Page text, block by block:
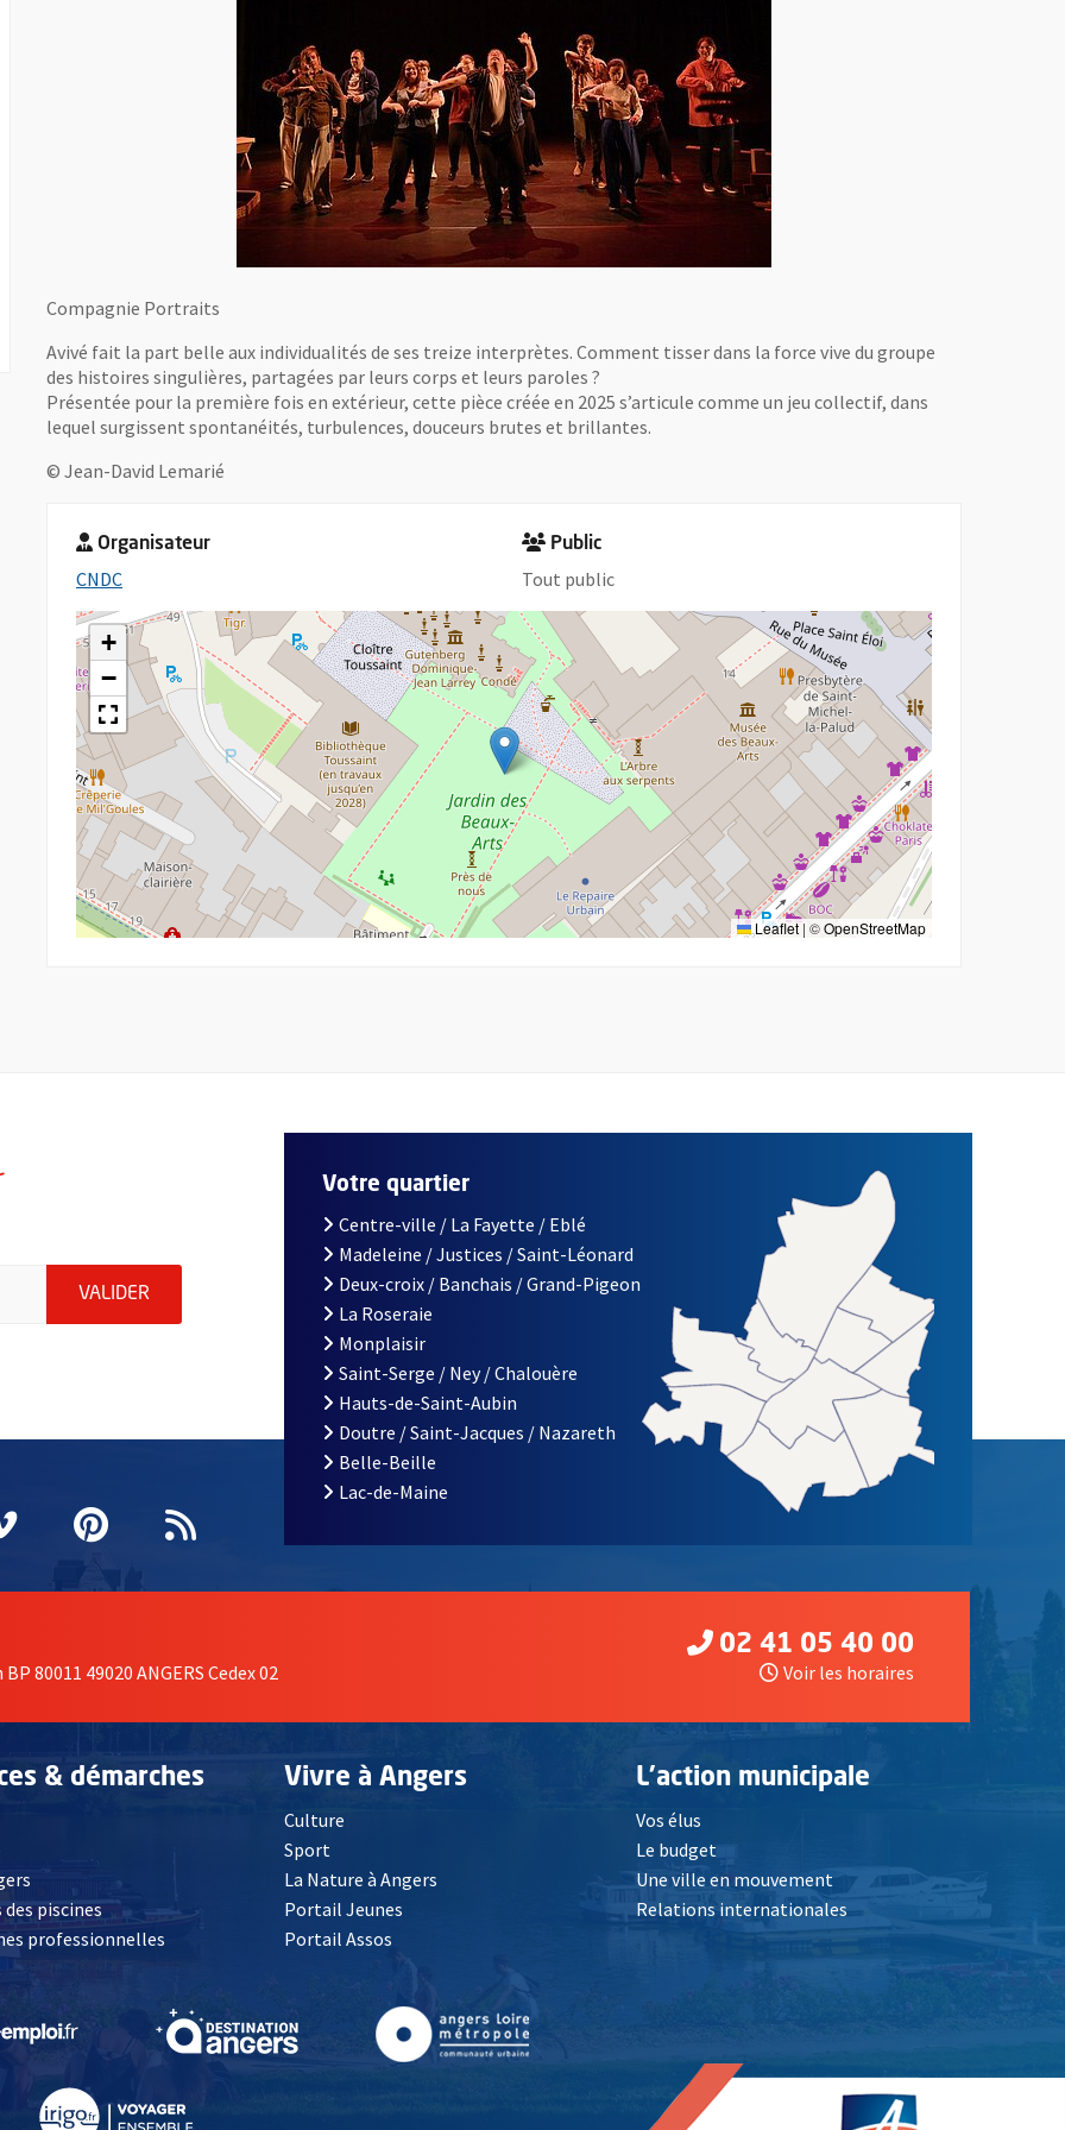
Compagnie Portraits
Avivé fait la part belle aux individualités de ses treize interprètes. Comment tisser dans la force vive du groupe
des histoires singulières, partagées par leurs corps et leurs paroles ?
Présentée pour la première fois en extérieur, cette pièce créée en 2025 s’articule comme un jeu collectif, dans
lequel surgissent spontanéités, turbulences, douceurs brutes et brillantes.
© Jean-David Lemarié
Organisateur
CNDC, Ouvre une nouvelle fenêtre
Public
Tout public
+
−
Leaflet| ©OpenStreetMap
indiquez votre email (champ obligatoire)
VALIDER ENVOYER MA DEMANDE D'INSCRIPTION À LA LETTRE D'INFORMATION DE LA VILLE D'ANGERS
fenêtrefenêtre
une nouvelle fenêtre
Vimeo
, Ouvre une nouvelle fenêtre
Pinterest
, Ouvre une nouvelle fenêtre
Flux RSS
Votre quartier
Centre-ville / La Fayette / Eblé
Madeleine / Justices / Saint-Léonard
Deux-croix / Banchais / Grand-Pigeon
La Roseraie
Monplaisir
Saint-Serge / Ney / Chalouère
Hauts-de-Saint-Aubin
Doutre / Saint-Jacques / Nazareth
Belle-Beille
Lac-de-Maine
80011 49020 ANGERS Cedex 02
02 41 05 40 00
Voir les horaires
& démarches
, Ouvre une nouvelle fenêtre
piscines
professionnelles
Vivre à Angers
Culture
Sport
La Nature à Angers
Portail Jeunes
Portail Assos
L'action municipale
Vos élus
Le budget
Une ville en mouvement
Relations internationales
fenêtre , Ouvre une nouvelle fenêtre , Ouvre une nouvelle fenêtre, Ouvre une nouvelle fenêtre